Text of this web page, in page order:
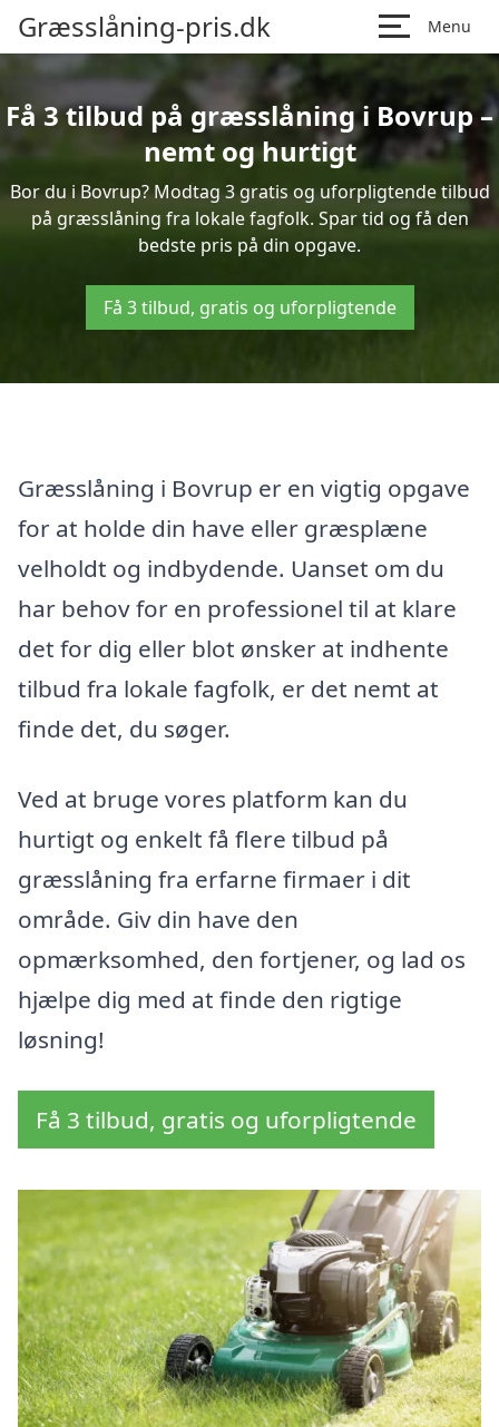
Græsslåning-pris.dk Menu
Få 3 tilbud på græsslåning i Bovrup –
nemt og hurtigt
Bor du i Bovrup? Modtag 3 gratis og uforpligtende tilbud
på græsslåning fra lokale fagfolk. Spar tid og få den
bedste pris på din opgave.
Få 3 tilbud, gratis og uforpligtende
Græsslåning i Bovrup er en vigtig opgave
for at holde din have eller græsplæne
velholdt og indbydende. Uanset om du
har behov for en professionel til at klare
det for dig eller blot ønsker at indhente
tilbud fra lokale fagfolk, er det nemt at
finde det, du søger.
Ved at bruge vores platform kan du
hurtigt og enkelt få flere tilbud på
græsslåning fra erfarne firmaer i dit
område. Giv din have den
opmærksomhed, den fortjener, og lad os
hjælpe dig med at finde den rigtige
løsning!
Få 3 tilbud, gratis og uforpligtende